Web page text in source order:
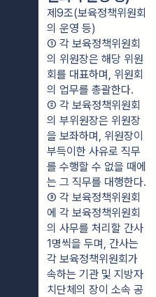
제9조(보육정책위원회
의 운영 등)
① 각 보육정책위원회
의 위원장은 해당 위원
회를 대표하며, 위원회
의 업무를 총괄한다.
② 각 보육정책위원회
의 부위원장은 위원장
을 보좌하며, 위원장이
부득이한 사유로 직무
를 수행할 수 없을 때에
는 그 직무를 대행한다.
③ 각 보육정책위원회
에 각 보육정책위원회
의 사무를 처리할 간사
1명씩을 두며, 간사는
각 보육정책위원회가
속하는 기관 및 지방자
치단체의 장이 소속 공